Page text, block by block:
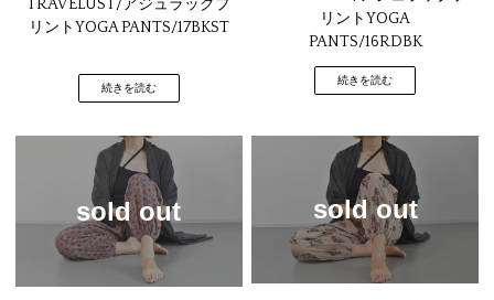
TRAVELUST/アジュラックプ
リントYOGA PANTS/17BKST
続きを読む
リントYOGA
PANTS/16RDBK
続きを読む
sold out sold out